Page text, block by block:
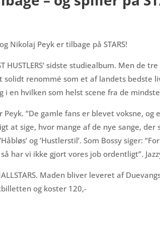
Nikolaj Peyk er tilbage på STARS!
HUSTLERS’ sidste studiealbum. Men de
renommé som et af landets bedste
i en hvilken som helst scene fra de
Peyk. ”De gamle fans er blevet voksne,
at sige, hvor mange af de nye sange,
og ’Hustlerstil’. Som Bossy siger:
har vi ikke gjort vores job ordentligt”.
Maden bliver leveret af
og koster 120,-